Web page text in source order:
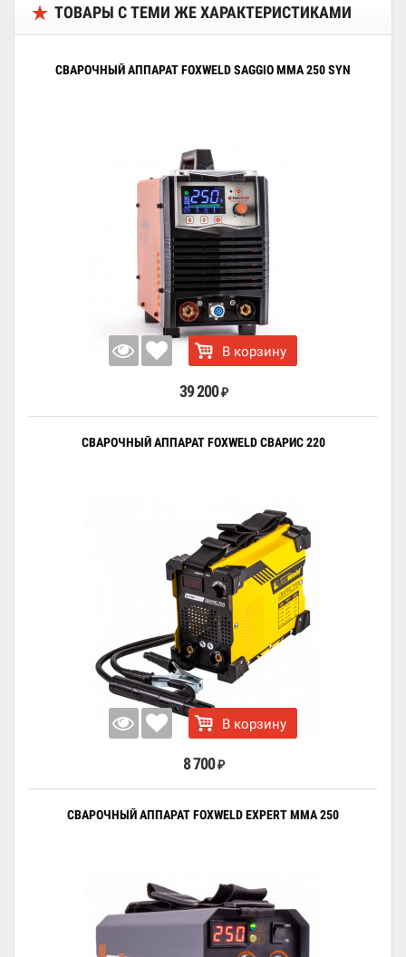
ТОВАРЫ С ТЕМИ ЖЕ ХАРАКТЕРИСТИКАМИ
СВАРОЧНЫЙ АППАРАТ FOXWELD SAGGIO MMA 250 SYN
В корзину
39 200 ₽
СВАРОЧНЫЙ АППАРАТ FOXWELD СВАРИС 220
В корзину
8 700 ₽
СВАРОЧНЫЙ АППАРАТ FOXWELD EXPERT MMA 250